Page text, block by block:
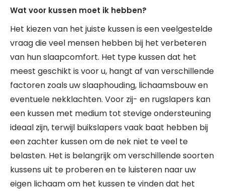
Wat voor kussen moet ik hebben?
Het kiezen van het juiste kussen is een veelgestelde
vraag die veel mensen hebben bij het verbeteren
van hun slaapcomfort. Het type kussen dat het
meest geschikt is voor u, hangt af van verschillende
factoren zoals uw slaaphouding, lichaamsbouw en
eventuele nekklachten. Voor zij- en rugslapers kan
een kussen met medium tot stevige ondersteuning
ideaal zijn, terwijl buikslapers vaak baat hebben bij
een zachter kussen om de nek niet te veel te
belasten. Het is belangrijk om verschillende soorten
kussens uit te proberen en te luisteren naar uw
eigen lichaam om het kussen te vinden dat het